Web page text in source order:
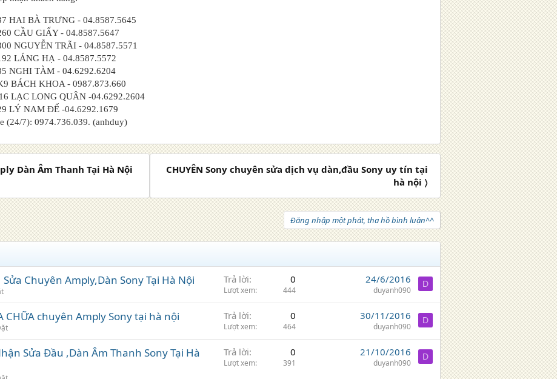
HAI BÀ TRƯNG - 04.8587.5645
CẦU GIẤY - 04.8587.5647
NGUYỄN TRÃI - 04.8587.5571
LÁNG HẠ - 04.8587.5572
NGHI TÀM - 04.6292.6204
BÁCH KHOA - 0987.873.660
LẠC LONG QUÂN -04.6292.2604
LÝ NAM ĐẾ -04.6292.1679
(24/7): 0974.736.039. (anhduy)
Dàn Âm Thanh Tại Hà Nội
CHUYÊN Sony chuyên sửa dịch vụ dàn,đầu Sony uy tín tại
hà nội 〉
Đăng nhập một phát, tha hồ bình luận^^
Chuyên Amply,Dàn Sony Tại Hà Nội Trả lời 0
Lượt xem 444
24/6/2016
duyanh090
D
CHỮA chuyên Amply Sony tại hà nội Trả lời 0
Lượt xem 464
30/11/2016
duyanh090
D
Sửa Đầu ,Dàn Âm Thanh Sony Tại Hà
Trả lời 0
Lượt xem 391
21/10/2016
duyanh090
D